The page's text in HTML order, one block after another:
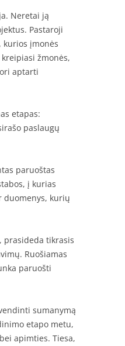
Neretai ją
Pastaroji
kurios įmonės
žmonės,
aptarti
etapas:
paslaugų
paruoštas
į kurias
duomenys, kurių
prasideda tikrasis
Ruošiamas
paruošti
sumanymą
etapo metu,
apimties. Tiesa,